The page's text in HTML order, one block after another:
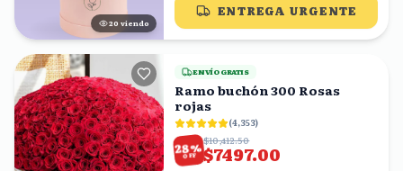
20 viendo
ENTREGA URGENTE
ENVÍO GRATIS
Ramo buchón 300 Rosas
rojas
(4,353)
28%
OFF
$10,412.50
$7497.00